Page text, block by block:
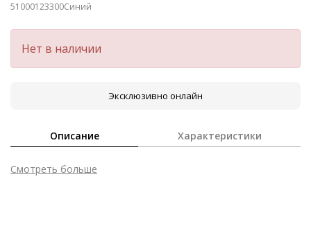
51000123300Синий
Нет в наличии
Эксклюзивно онлайн
Описание Характеристики
Смотреть больше